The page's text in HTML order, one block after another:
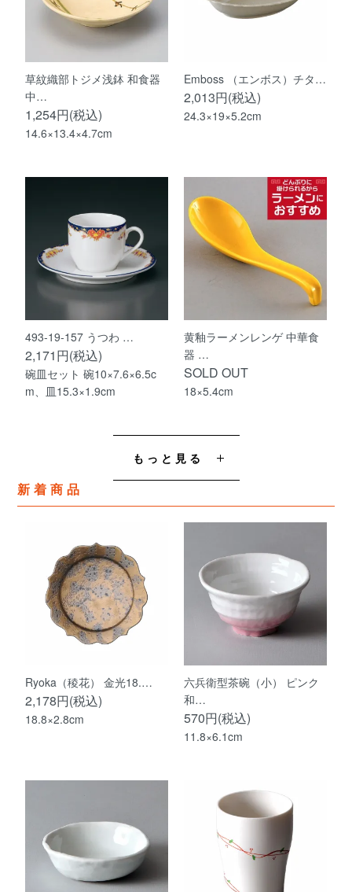
草紋織部トジメ浅鉢 和食器
中…
1,254円(税込)
14.6×13.4×4.7cm
Emboss （エンボス）チタ…
2,013円(税込)
24.3×19×5.2cm
493-19-157 うつわ …
2,171円(税込)
碗皿セット 碗10×7.6×6.5c
m、皿15.3×1.9cm
黄釉ラーメンレンゲ 中華食
器 …
SOLD OUT
18×5.4cm
もっと見る
新着商品
Ryoka（稜花） 金光18.…
2,178円(税込)
18.8×2.8cm
六兵衛型茶碗（小） ピンク
和…
570円(税込)
11.8×6.1cm